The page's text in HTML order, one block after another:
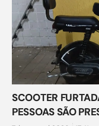
SCOOTER
PESSOAS SÃO